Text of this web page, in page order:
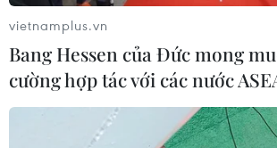
vụ tấn công tên lửa vào căn cứ không
Iraq.
vietnamplus.vn
Bang Hessen của Đức mong
cường hợp tác với các nước